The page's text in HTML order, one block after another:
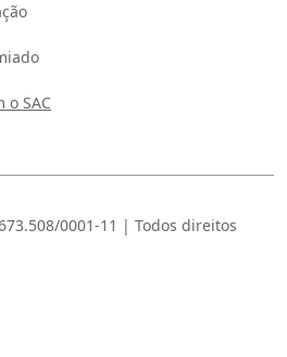
o SAC
0001-11 | Todos direitos